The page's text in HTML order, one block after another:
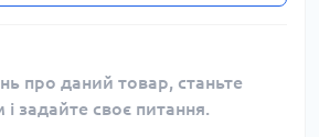
про даний товар, станьте
задайте своє питання.